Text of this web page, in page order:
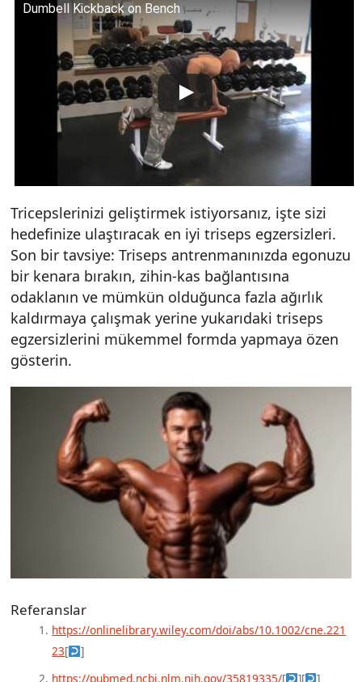
Dumbell Kickback on Bench
Tricepslerinizi geliştirmek istiyorsanız, işte sizi
hedefinize ulaştıracak en iyi triseps egzersizleri.
Son bir tavsiye: Triseps antrenmanınızda egonuzu
bir kenara bırakın, zihin-kas bağlantısına
odaklanın ve mümkün olduğunca fazla ağırlık
kaldırmaya çalışmak yerine yukarıdaki triseps
egzersizlerini mükemmel formda yapmaya özen
gösterin.
Referanslar
https://onlinelibrary.wiley.com/doi/abs/10.1002/cne.221
23[
]
https://pubmed.ncbi.nlm.nih.gov/35819335/[ ][
]